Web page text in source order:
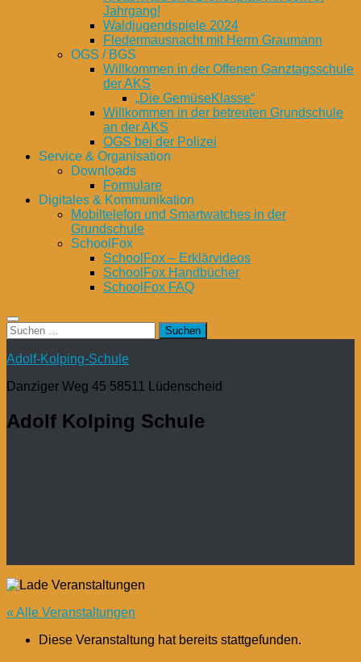
Jahrgang!
Waldjugendspiele 2024
Fledermausnacht mit Herrn Graumann
OGS / BGS
Willkommen in der Offenen Ganztagsschule
der AKS
„Die GemüseKlasse“
Willkommen in der betreuten Grundschule
an der AKS
OGS bei der Polizei
Service & Organisation
Downloads
Formulare
Digitales & Kommunikation
Mobiltelefon und Smartwatches in der
Grundschule
SchoolFox
SchoolFox – Erklärvideos
SchoolFox Handbücher
SchoolFox FAQ
Suchen
nach:
Adolf-Kolping-Schule
Danziger Weg 45 58511 Lüdenscheid
Adolf Kolping Schule
« Alle Veranstaltungen
Diese Veranstaltung hat bereits stattgefunden.